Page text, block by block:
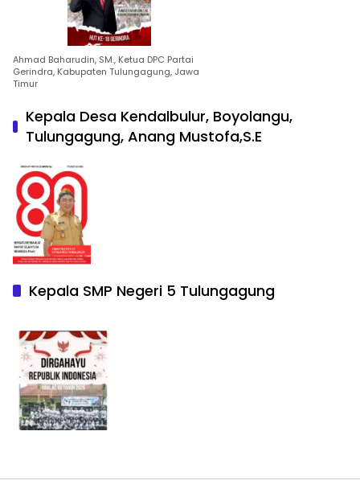
Ahmad Baharudin, SM., Ketua DPC Partai
Gerindra, Kabupaten Tulungagung, Jawa
Timur
Kepala Desa Kendalbulur, Boyolangu,
Tulungagung, Anang Mustofa,S.E
Kepala SMP Negeri 5 Tulungagung